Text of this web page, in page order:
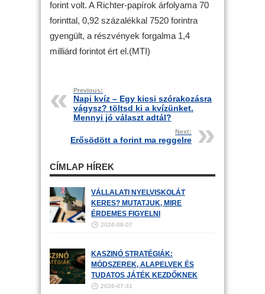
forint volt. A Richter-papírok árfolyama 70
forinttal, 0,92 százalékkal 7520 forintra
gyengült, a részvények forgalma 1,4
milliárd forintot ért el.(MTI)
Previous:
Napi kvíz – Egy kicsi szórakozásra
vágysz? töltsd ki a kvízünket.
Mennyi jó választ adtál?
Next:
Erősödött a forint ma reggelre
CÍMLAP HÍREK
VÁLLALATI NYELVISKOLÁT
KERES? MUTATJUK, MIRE
ÉRDEMES FIGYELNI
2026-08-07
KASZINÓ STRATÉGIÁK:
MÓDSZEREK, ALAPELVEK ÉS
TUDATOS JÁTÉK KEZDŐKNEK
2026-07-31